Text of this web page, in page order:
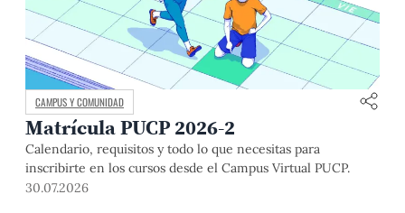
CAMPUS Y COMUNIDAD
Matrícula PUCP 2026-2
Calendario, requisitos y todo lo que necesitas para
inscribirte en los cursos desde el Campus Virtual PUCP.
30.07.2026